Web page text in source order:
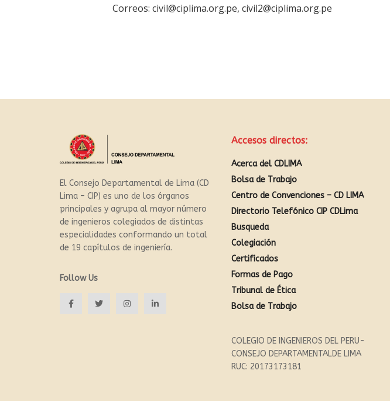
Correos: civil@ciplima.org.pe, civil2@ciplima.org.pe
El Consejo Departamental de Lima (CD
Lima – CIP) es uno de los órganos
principales y agrupa al mayor número
de ingenieros colegiados de distintas
especialidades conformando un total
de 19 capítulos de ingeniería.
Follow Us
Accesos directos:
Acerca del CDLIMA
Bolsa de Trabajo
Centro de Convenciones – CD LIMA
Directorio Telefónico CIP CDLima
Busqueda
Colegiación
Certificados
Formas de Pago
Tribunal de Ética
Bolsa de Trabajo
COLEGIO DE INGENIEROS DEL PERU-
CONSEJO DEPARTAMENTALDE LIMA
RUC: 20173173181